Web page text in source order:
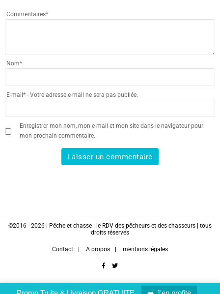
Commentaires*
Nom*
E-mail* - Votre adresse e-mail ne sera pas publiée.
Enregistrer mon nom, mon e-mail et mon site dans le navigateur pour
mon prochain commentaire.
©2016 - 2026 | Pêche et chasse : le RDV des pêcheurs et des chasseurs | tous
droits réservés
Contact A propos mentions légales
facebook
twitter